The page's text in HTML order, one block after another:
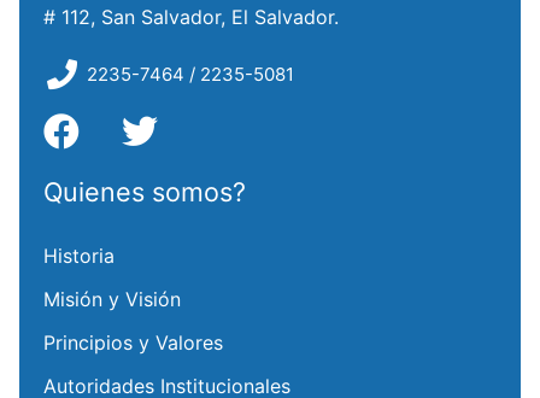
# 112, San Salvador, El Salvador.
2235-7464 / 2235-5081
Quienes somos?
Historia
Misión y Visión
Principios y Valores
Autoridades Institucionales